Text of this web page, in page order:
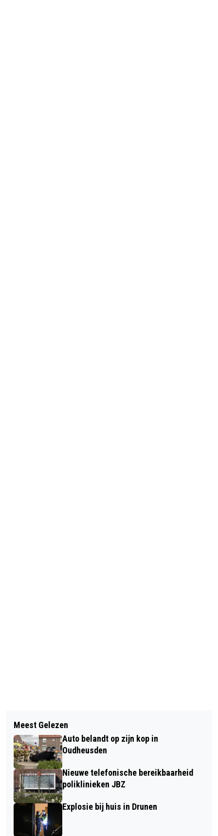
PROJECT GOL: DRONGELENS
KANAALWEG DEELS OPEN VOOR
VERKEER
DRIE VOERTUIGEN BOTSEN OP FLY-
OVER NAAR A59
Meest Gelezen
Auto belandt op zijn kop in
Oudheusden
Nieuwe telefonische bereikbaarheid
poliklinieken JBZ
Explosie bij huis in Drunen